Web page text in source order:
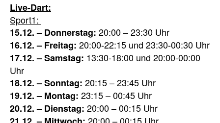
Live-Dart:
Sport1:
15.12. – Donnerstag: 20:00 – 23:30 Uhr
16.12. – Freitag: 20:00-22:15 und 23:30-00:30 Uhr
17.12. – Samstag: 13:30-18:00 und 20:00-00:00
Uhr
18.12. – Sonntag: 20:15 – 23:45 Uhr
19.12. – Montag: 23:15 – 00:45 Uhr
20.12. – Dienstag: 20:00 – 00:15 Uhr
20:00 – 00:15 Uhr